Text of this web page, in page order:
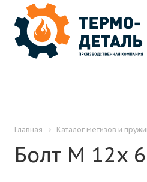
Главная Каталог метизов и
Болт M 12x